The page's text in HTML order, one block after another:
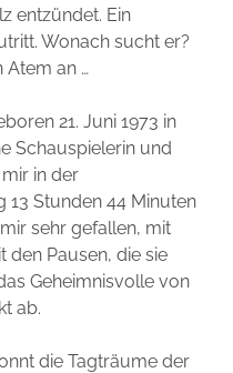
entzündet. Ein
Wonach sucht er?
Atem an …
21. Juni 1973 in
Schauspielerin und
in der
13 Stunden 44 Minuten
sehr gefallen, mit
den Pausen, die sie
Geheimnisvolle von
ab.
die Tagträume der